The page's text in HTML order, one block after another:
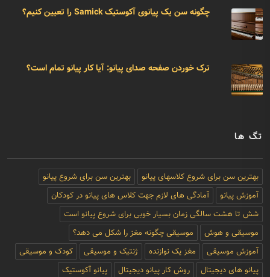
چگونه سن یک پیانوی آکوستیک Samick را تعیین کنیم؟
ترک خوردن صفحه صدای پیانو: آیا کار پیانو تمام است؟
تگ ها
بهترین سن برای شروع کلاسهای پیانو
بهترین سن برای شروع پیانو
آموزش پیانو
آمادگی های لازم جهت کلاس های پیانو در کودکان
شش تا هشت سالگی زمان بسیار خوبی برای شروع پیانو است
موسیقی و هوش
موسیقی چگونه مغز را شکل می دهد؟
آموزش موسیقی
مغز یک نوازنده ژنتیک و موسیقی
کودک و موسیقی
پیانو های دیجیتال
روش کار پیانو دیجیتال
پیانو آکوستیک